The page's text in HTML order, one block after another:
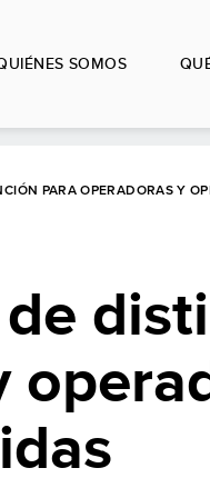
SOMOS
PARA OPERADORAS Y